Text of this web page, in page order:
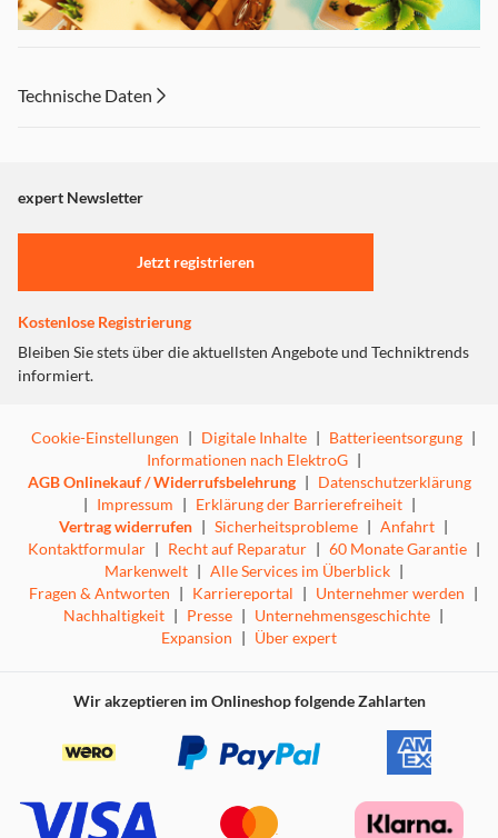
Huiuiui – jetzt wird’s piratenstark!Pumuckl und die
Krone des Piratenkönigs entführt dich in ein chaotisch-
Piraten aus und finde die magische Krone des
Piratenkönigs!
Die Kultfigur Pumuckl kehrt zurück – diesmal in Form
Abenteuer. Zusammen mit Pumuckl begeben sich die
Spieler auf die Suche nach der legendären Krone des
Piratenkönigs. Humor, Rätsel und jede Menge
Schabernack sind garantiert! Mit viel Liebe zum Detail
und moderner Technologie wurde der zeitlose Charakter
in die Welt der digitalen Spiele gebracht. So können
sowohl langjährige Pumuckl-Fans als auch eine neue
Generation in die farbenfrohe Welt des Kobolds
Technische Daten
expert Newsletter
Jetzt registrieren
Kostenlose Registrierung
Bleiben Sie stets über die aktuellsten Angebote und Techniktrends
informiert.
Cookie-Einstellungen | Digitale Inhalte | Batterieentsorgung |
Informationen nach ElektroG |
AGB Onlinekauf / Widerrufsbelehrung | Datenschutzerklärung
| Impressum | Erklärung der Barrierefreiheit |
Vertrag widerrufen | Sicherheitsprobleme | Anfahrt |
Kontaktformular | Recht auf Reparatur | 60 Monate Garantie |
Markenwelt | Alle Services im Überblick |
Fragen & Antworten | Karriereportal | Unternehmer werden |
Nachhaltigkeit | Presse | Unternehmensgeschichte |
Expansion | Über expert
Wir akzeptieren im Onlineshop folgende Zahlarten